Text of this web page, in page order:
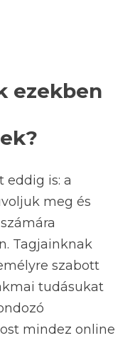
ezekben
eddig is: a
meg és
Tagjainknak
szabott
tudásukat
mindez online